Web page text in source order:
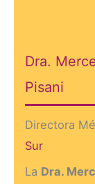
Dra.
Pisani
Directora
Sur
La Dra.